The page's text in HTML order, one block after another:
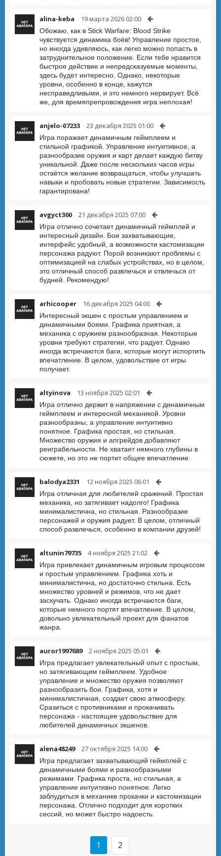
alina-keba 19 марта 2026 02:00
Обожаю, как в Stick Warfare: Blood Strike
чувствуется динамика боёв! Управление простое,
но иногда удивляюсь, как легко можно попасть в
затруднительное положение. Если тебе нравится
быстрое действие и непредсказуемые моменты,
здесь будет интересно. Однако, некоторые
уровни, особенно в конце, кажутся
несправедливыми, и это немного нервирует. Всё
же, для времяпрепровождения игра неплохая!
anjelo-07233 23 декабря 2025 01:00
Игра поражает динамичным геймплеем и
стильной графикой. Управление интуитивное, а
разнообразие оружия и карт делает каждую битву
уникальной. Даже после нескольких часов игры
остаётся желание возвращаться, чтобы улучшать
навыки и пробовать новые стратегии. Зависимость
гарантирована!
avgyct360 21 декабря 2025 07:00
Игра отлично сочетает динамичный геймплей и
интересный дизайн. Бои захватывающие,
интерфейс удобный, а возможности кастомизации
персонажа радуют. Порой возникают проблемы с
оптимизацией на слабых устройствах, но в целом,
это отличный способ развлечься и отвлечься от
будней. Рекомендую!
arhicooper 16 декабря 2025 04:00
Интересный экшен с простым управлением и
динамичными боями. Графика приятная, а
механика с оружием разнообразная. Некоторые
уровни требуют стратегии, что радует. Однако
иногда встречаются баги, которые могут испортить
впечатление. В целом, удовольствие от игры
получает.
altyinova 13 ноября 2025 02:01
Игра отлично держит в напряжении с динамичным
геймплеем и интересной механикой. Уровни
разнообразны, а управление интуитивно
понятное. Графика простая, но стильная.
Множество оружия и апгрейдов добавляют
реиграбельности. Не хватает немного глубины в
сюжете, но это не портит общее впечатление.
balodya2331 12 ноября 2025 06:01
Игра отличная для любителей сражений. Простая
механика, но затягивает надолго! Графика
минималистична, но стильная. Разнообразие
персонажей и оружия радует. В целом, отличный
способ развлечься, особенно в компании друзей!
altunin79735 4 ноября 2025 21:02
Игра привлекает динамичным игровым процессом
и простым управлением. Графика хоть и
минималистична, но достаточно стильна. Есть
множество уровней и режимов, что не дает
заскучать. Однако иногда встречаются баги,
которые немного портят впечатление. В целом,
довольно увлекательный проект для фанатов
жанра.
auror1997689 2 ноября 2025 05:01
Игра предлагает увлекательный опыт с простым,
но затягивающим геймплеем. Удобное
управление и множество оружия позволяют
разнообразить бои. Графика, хотя и
минималистичная, создает свою атмосферу.
Сразиться с противниками и прокачивать
персонажа - настоящее удовольствие для
любителей динамичных экшенов.
alena48249 27 октября 2025 14:00
Игра предлагает захватывающий геймплей с
динамичными боями и разнообразными
режимами. Графика проста, но стильная, а
управление интуитивно понятное. Легко
заблудиться в механике прокачки и кастомизации
персонажа. Отлично подходит для коротких
сессий, но может быстро надоесть.
1 2